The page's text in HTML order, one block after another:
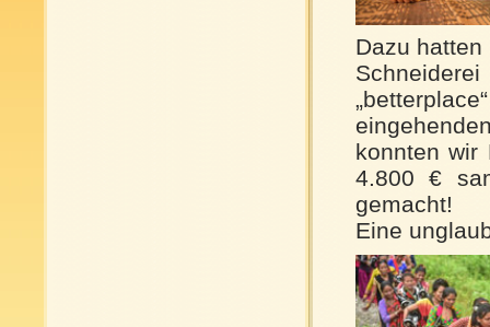
Dazu
konnten wir
4.800 €
gemacht!
Eine